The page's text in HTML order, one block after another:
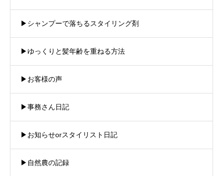
▶︎シャンプーで落ちるスタイリング剤
▶︎ゆっくりと髪年齢を重ねる方法
▶︎お客様の声
▶︎事務さん日記
▶︎お知らせorスタイリスト日記
▶︎自然農の記録